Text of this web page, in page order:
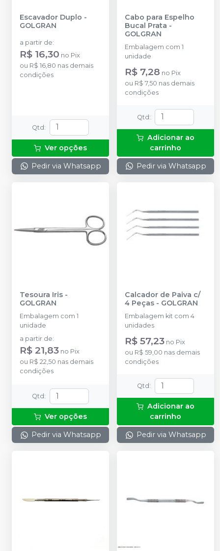
Escavador Duplo -
GOLGRAN
a partir de:
R$ 16,30 no Pix
ou R$ 16,80 nas demais
condições
Qtd :
Ver opções
Pedir via Whatsapp
Cabo para Espelho
Bucal Prata -
GOLGRAN
Embalagem com 1
unidade
R$ 7,28 no Pix
ou R$ 7,50 nas demais
condições
Qtd :
Adicionar ao
carrinho
Pedir via Whatsapp
Tesoura Iris -
GOLGRAN
Embalagem com 1
unidade
a partir de:
R$ 21,83 no Pix
ou R$ 22,50 nas demais
condições
Qtd :
Ver opções
Pedir via Whatsapp
Calcador de Paiva c/
4 Peças - GOLGRAN
Embalagem kit com 4
unidades
R$ 57,23 no Pix
ou R$ 59,00 nas demais
condições
Qtd :
Adicionar ao
carrinho
Pedir via Whatsapp